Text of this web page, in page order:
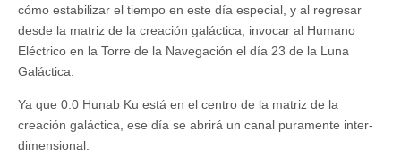
cómo estabilizar el tiempo en este día especial, y al regresar
desde la matriz de la creación galáctica, invocar al Humano
Eléctrico en la Torre de la Navegación el día 23 de la Luna
Galáctica.
Ya que 0.0 Hunab Ku está en el centro de la matriz de la
creación galáctica, ese día se abrirá un canal puramente inter-
dimensional.